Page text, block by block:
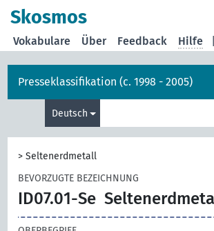
Skosmos
Vokabulare Über Feedback Hilfe
Presseklassifikation (c. 1998 - 2005)
Deutsch
>Seltenerdmetall
BEVORZUGTE BEZEICHNUNG
ID07.01-Se